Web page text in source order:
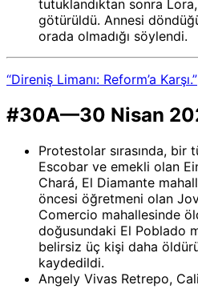
tutuklandıktan sonra
götürüldü. Annesi
orada olmadığı söylendi.
“Direniş Limanı: Reform’a Karşı.”
#30A—30 Nisan
Protestolar sırasında, bir
Escobar ve emekli olan
Chará, El Diamante
öncesi öğretmeni olan
Comercio mahallesinde
doğusundaki El Poblado
belirsiz üç kişi daha
kaydedildi.
Angely Vivas Retrepo,